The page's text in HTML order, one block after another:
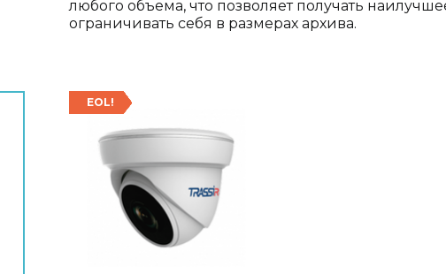
любого объема, что позволяет получать
ограничивать себя в размерах архива.
EOL!